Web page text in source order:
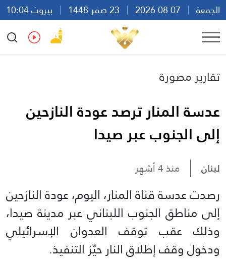
الجمعة
بيروت 10:04
Ar
En Fr Es
تقارير مصورة
عدسة المنار ترصد عودة النازحين
إلى الجنوب عبر صيدا
لبنان منذ 4 أشهر
رصدت عدسة قناة المنار، اليوم، عودة النازحين
إلى مناطق الجنوب اللبناني عبر مدينة صيدا،
وذلك عقب توقف العدوان الإسرائيلي
ودخول وقف إطلاق النار حيّز التنفيذ.